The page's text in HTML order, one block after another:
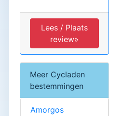
Lees / Plaats
review»
Meer Cycladen
bestemmingen
Amorgos